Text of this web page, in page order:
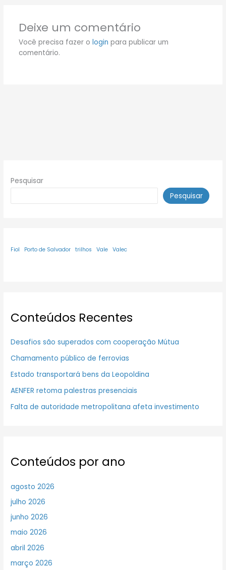
Deixe um comentário
Você precisa fazer o login para publicar um
comentário.
Pesquisar
Pesquisar
Fiol Porto de Salvador trilhos Vale Valec
Conteúdos Recentes
Desafios são superados com cooperação Mútua
Chamamento público de ferrovias
Estado transportará bens da Leopoldina
AENFER retoma palestras presenciais
Falta de autoridade metropolitana afeta investimento
Conteúdos por ano
agosto 2026
julho 2026
junho 2026
maio 2026
abril 2026
março 2026